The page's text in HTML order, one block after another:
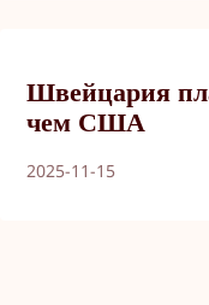
Швейцария
чем США
2025-11-15